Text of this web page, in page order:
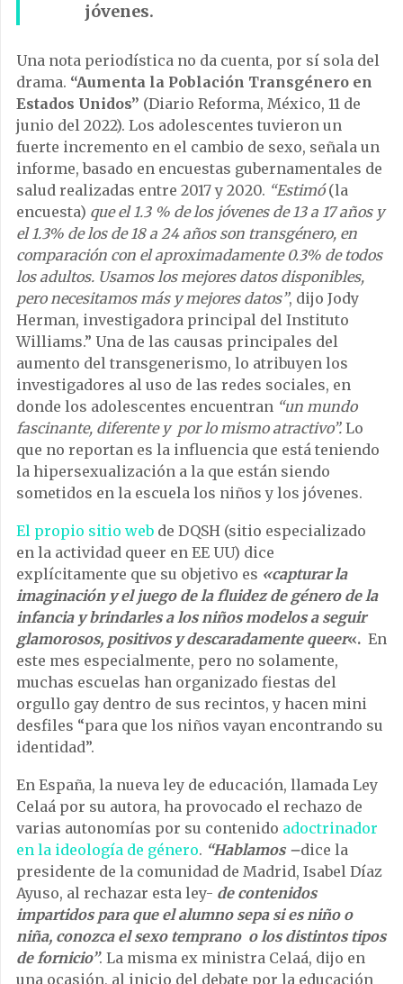
jóvenes.
Una nota periodística no da cuenta, por sí sola del
drama. “Aumenta la Población Transgénero en
Estados Unidos” (Diario Reforma, México, 11 de
junio del 2022). Los adolescentes tuvieron un
fuerte incremento en el cambio de sexo, señala un
informe, basado en encuestas gubernamentales de
salud realizadas entre 2017 y 2020. “Estimó(la
encuesta) que el 1.3 % de los jóvenes de 13 a 17 años y
el 1.3% de los de 18 a 24 años son transgénero, en
comparación con el aproximadamente 0.3% de todos
los adultos. Usamos los mejores datos disponibles,
pero necesitamos más y mejores datos”, dijo Jody
Herman, investigadora principal del Instituto
Williams.” Una de las causas principales del
aumento del transgenerismo, lo atribuyen los
investigadores al uso de las redes sociales, en
donde los adolescentes encuentran “un mundo
fascinante, diferente y por lo mismo atractivo”. Lo
que no reportan es la influencia que está teniendo
la hipersexualización a la que están siendo
sometidos en la escuela los niños y los jóvenes.
El propio sitio web de DQSH (sitio especializado
en la actividad queer en EE UU) dice
explícitamente que su objetivo es «capturar la
imaginación y el juego de la fluidez de género de la
infancia y brindarles a los niños modelos a seguir
glamorosos, positivos y descaradamente queer«. En
este mes especialmente, pero no solamente,
muchas escuelas han organizado fiestas del
orgullo gay dentro de sus recintos, y hacen mini
desfiles “para que los niños vayan encontrando su
identidad”.
En España, la nueva ley de educación, llamada Ley
Celaá por su autora, ha provocado el rechazo de
varias autonomías por su contenido adoctrinador
en la ideología de género. “Hablamos –dice la
presidente de la comunidad de Madrid, Isabel Díaz
Ayuso, al rechazar esta ley- de contenidos
impartidos para que el alumno sepa si es niño o
niña, conozca el sexo temprano o los distintos tipos
de fornicio”. La misma ex ministra Celaá, dijo en
una ocasión, al inicio del debate por la educación